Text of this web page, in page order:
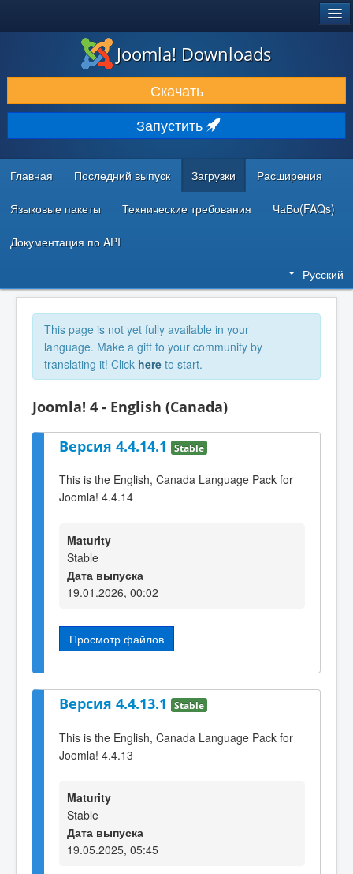
ЗАГРУЗКИ И РАСШИРЕНИЯ
ДОКУМЕНТАЦИЯ И ОБУЧЕНИЕ
СООБЩЕСТВО И ПОДДЕРЖКА
РЕСУРСЫ ДЛЯ РАЗРАБОТЧИКОВ
Joomla! Downloads
Скачать
Запустить
Главная Последний выпуск Загрузки Расширения
Языковые пакеты Технические требования ЧаВо(FAQs)
Документация по API
Русский
This page is not yet fully available in your
language. Make a gift to your community by
translating it! Click here to start.
Joomla! 4 - English (Canada)
Версия 4.4.14.1 Stable
This is the English, Canada Language Pack for
Joomla! 4.4.14
Maturity
Stable
Дата выпуска
19.01.2026, 00:02
Просмотр файлов
Версия 4.4.13.1 Stable
This is the English, Canada Language Pack for
Joomla! 4.4.13
Maturity
Stable
Дата выпуска
19.05.2025, 05:45